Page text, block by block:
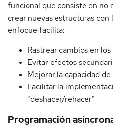
funcional que consiste en no
crear nuevas estructuras con
enfoque facilita:
Rastrear cambios en los
Evitar efectos
Mejorar la capacidad
Facilitar la
"deshacer/rehacer"
Programación